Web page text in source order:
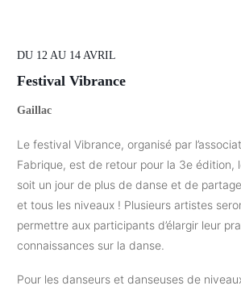
DU 12 AU 14 AVRIL
Festival Vibrance
Gaillac
Le festival Vibrance, organisé par
Fabrique, est de retour pour la 3e édition,
soit un jour de plus de danse et de
et tous les niveaux ! Plusieurs artistes
permettre aux participants d’élargir leur
connaissances sur la danse.
Pour les danseurs et danseuses de